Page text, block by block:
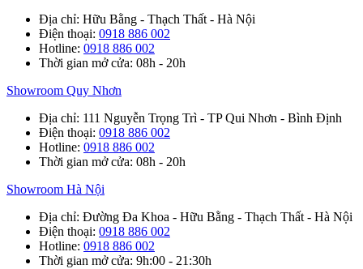
Địa chỉ: Hữu Bằng - Thạch Thất - Hà Nội
Điện thoại: 0918 886 002
Hotline: 0918 886 002
Thời gian mở cửa: 08h - 20h
Showroom Quy Nhơn
Địa chỉ: 111 Nguyễn Trọng Trì - TP Qui Nhơn - Bình Định
Điện thoại: 0918 886 002
Hotline: 0918 886 002
Thời gian mở cửa: 08h - 20h
Showroom Hà Nội
Địa chỉ: Đường Đa Khoa - Hữu Bằng - Thạch Thất - Hà Nội
Điện thoại: 0918 886 002
Hotline: 0918 886 002
Thời gian mở cửa: 9h:00 - 21:30h